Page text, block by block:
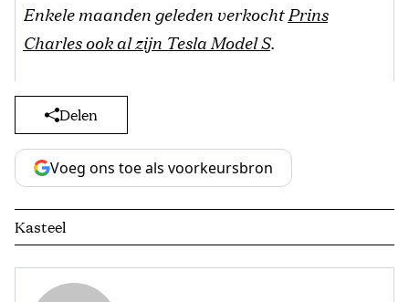
Enkele maanden geleden verkochtPrins
Charles ook al zijn Tesla Model S.
Delen
Voeg ons toe als voorkeursbron
Kasteel